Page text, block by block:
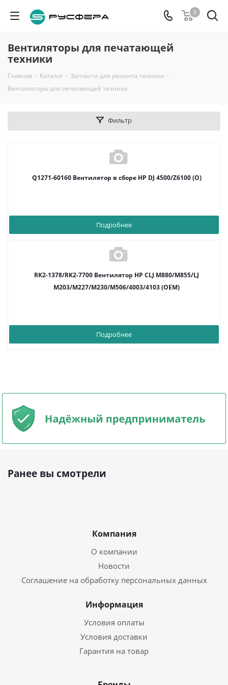
0
Вентиляторы для печатающей
техники
Главная - Каталог - Запчасти для ремонта техники -
Вентиляторы для печатающей техники
Фильтр
Q1271-60160 Вентилятор в сборе HP DJ 4500/Z6100 (O)
Подробнее
RK2-1378/RK2-7700 Вентилятор HP CLJ M880/M855/LJ
M203/M227/M230/M506/4003/4103 (OEM)
Подробнее
Ранее вы смотрели
Компания
О компании
Новости
Соглашение на обработку персональных данных
Информация
Условия оплаты
Условия доставки
Гарантия на товар